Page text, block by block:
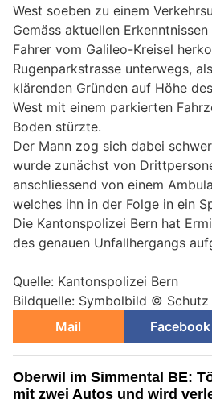
West soeben zu einem
Gemäss aktuellen
Fahrer vom Galileo-Kreisel
Rugenparkstrasse unterwegs,
klärenden Gründen auf Höhe
West mit einem parkierten
Boden stürzte.
Der Mann zog sich dabei
wurde zunächst von
anschliessend von einem
welches ihn in der Folge in ein
Die Kantonspolizei Bern hat
des genauen Unfallhergangs
Quelle: Kantonspolizei Bern
Bildquelle: Symbolbild © Schutz
Mail
Facebook
Oberwil im Simmental BE:
mit zwei Autos und wird